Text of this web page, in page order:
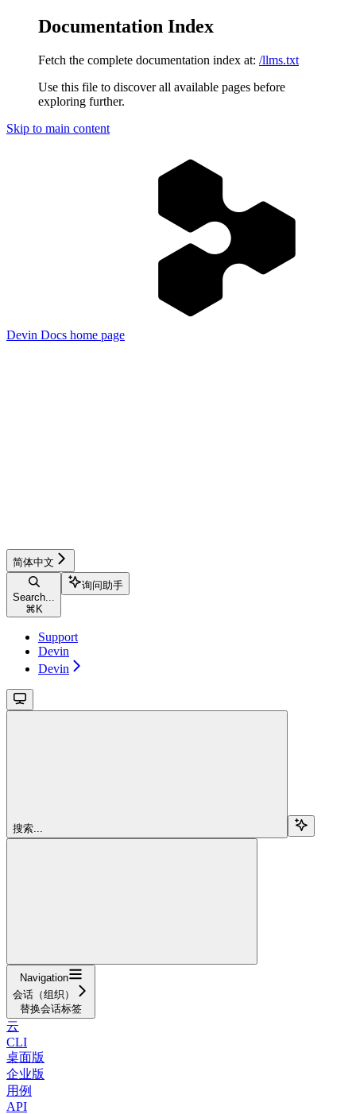
Documentation Index
Fetch the complete documentation index at: /llms.txt
Use this file to discover all available pages before
exploring further.
Skip to main content
Devin Docs home page
简体中文
Search...
⌘ K
询问助手
Support
Devin
Devin
搜索...
Navigation
会话（组织）
替换会话标签
云
CLI
桌面版
企业版
用例
API